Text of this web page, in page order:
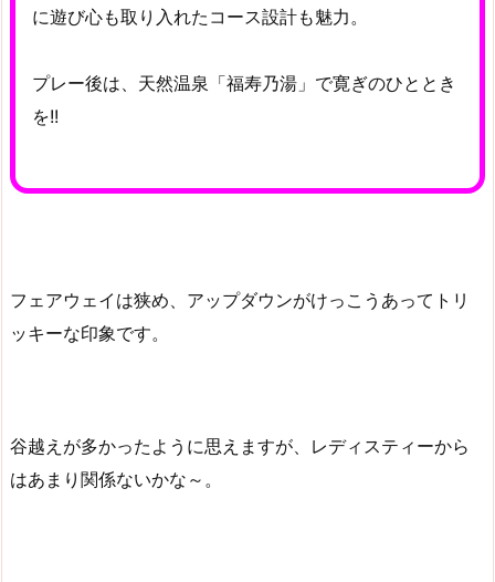
に遊び心も取り入れたコース設計も魅力。
プレー後は、天然温泉「福寿乃湯」で寛ぎのひととき
を!!
フェアウェイは狭め、アップダウンがけっこうあってトリ
ッキーな印象です。
谷越えが多かったように思えますが、レディスティーから
はあまり関係ないかな～。